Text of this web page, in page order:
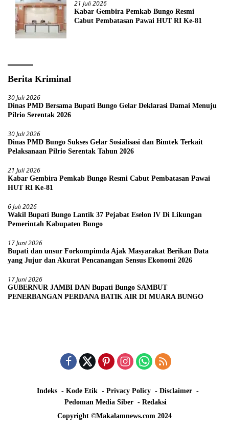
21 Juli 2026
Kabar Gembira Pemkab Bungo Resmi
Cabut Pembatasan Pawai HUT RI Ke-81
Berita Kriminal
30 Juli 2026
Dinas PMD Bersama Bupati Bungo Gelar Deklarasi Damai Menuju
Pilrio Serentak 2026
30 Juli 2026
Dinas PMD Bungo Sukses Gelar Sosialisasi dan Bimtek Terkait
Pelaksanaan Pilrio Serentak Tahun 2026
21 Juli 2026
Kabar Gembira Pemkab Bungo Resmi Cabut Pembatasan Pawai
HUT RI Ke-81
6 Juli 2026
Wakil Bupati Bungo Lantik 37 Pejabat Eselon lV Di Likungan
Pemerintah Kabupaten Bungo
17 Juni 2026
Bupati dan unsur Forkompimda Ajak Masyarakat Berikan Data
yang Jujur dan Akurat Pencanangan Sensus Ekonomi 2026
17 Juni 2026
GUBERNUR JAMBI DAN Bupati Bungo SAMBUT
PENERBANGAN PERDANA BATIK AIR DI MUARA BUNGO
Indeks Kode Etik Privacy Policy
Disclaimer
Pedoman Media Siber
Redaksi
Copyright ©Makalamnews.com 2024